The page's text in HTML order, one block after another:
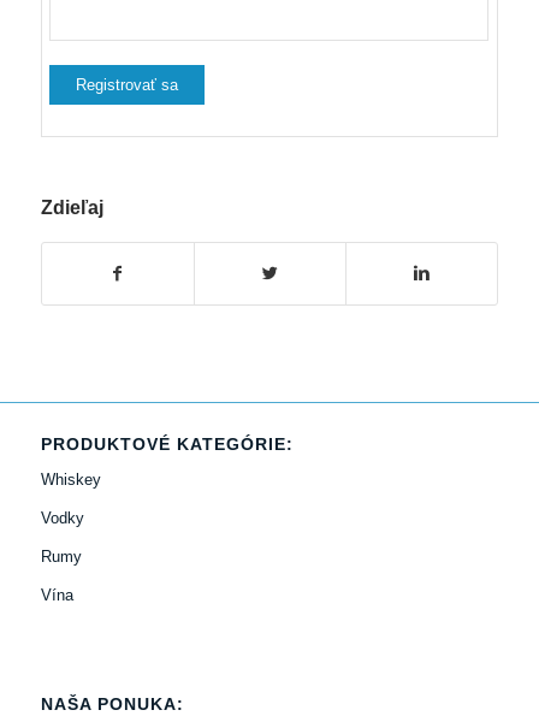
Zdieľaj
PRODUKTOVÉ KATEGÓRIE:
Whiskey
Vodky
Rumy
Vína
NAŠA PONUKA: